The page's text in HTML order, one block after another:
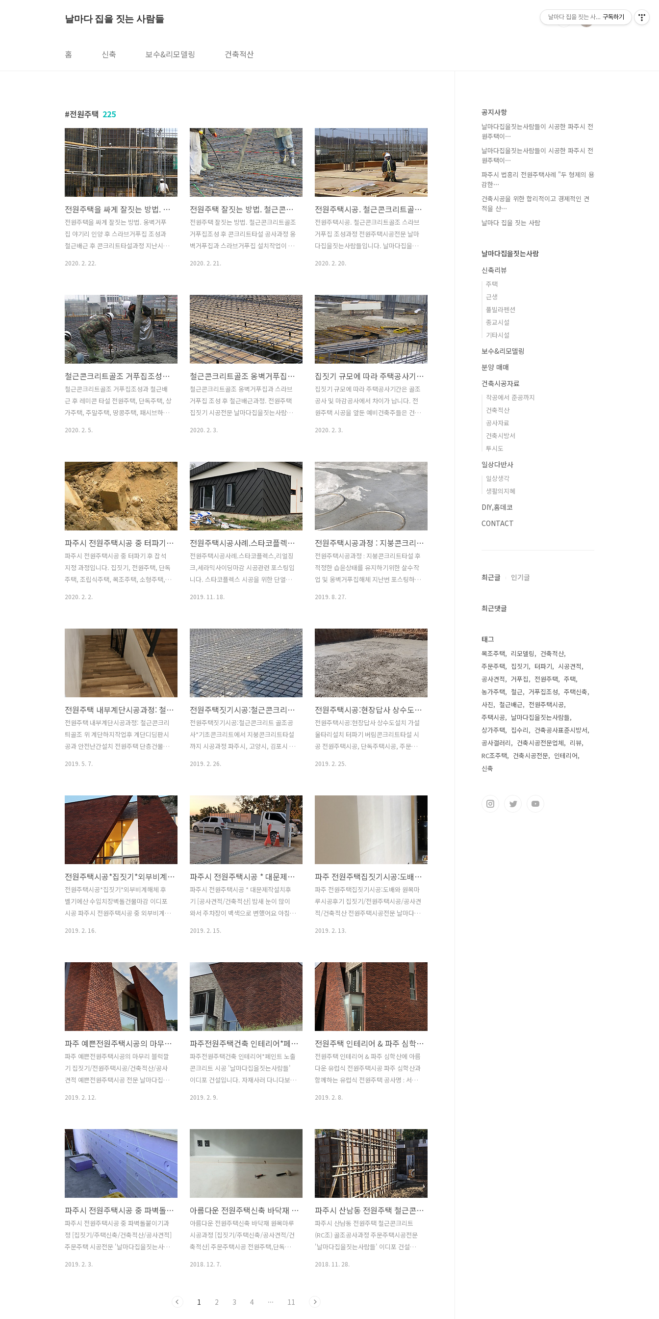
날마다 집을 짓는 사람들
홈 신축 보수&리모델링 건축적산
전원주택 225
전원주택을 싸게 잘짓는 방법. 옹벽거푸집 야기리 인양 후 스라브거푸집 조성과 철근배근 후 콘크리트타설과정
전원주택을 싸게 잘짓는 방법. 옹벽거푸
집 야기리 인양 후 스라브거푸집 조성과
철근배근 후 콘크리트타설과정 지난시간
트타설과정을 공사사진과 함께 먼저 살펴
보겠습니다. 전원주택, 단독주택, 상가주
택, 주말주택, 땅콩주택, 패시브하우스,
타운하우스, 철근콘크리트주택, 조립식주
택, 목조주택, 도시형생활주택, 농가주택
등 소형주택에서 중대형주택까지 모든 종
류와 규모의 주택 시공이 가능한 날마다
집을짓는사람들입니다. 지난 시간에 이어
서 철근콘크리트 골조공사 과정입니다.
단층 건물의 경우 옹벽과 지붕스라브 거
푸집 완성 후 한번 콘크리트 타설로 골조
경우 1층 옹벽과 ..
2020. 2. 22.
전원주택 잘짓는 방법. 철근콘크리트골조 거푸집조성 후 콘크리트타설 공사과정
전원주택 잘짓는 방법. 철근콘크리트골조
거푸집조성 후 콘크리트타설 공사과정 옹
벽거푸집과 스라브거푸집 설치작업이 마
트타설을 하여 작업을 마무리 하게 되지
요. 2층이상의 건물일 경우 이 과정을 반
복해서 작업하여 최종 지붕 콘크리트 타
설로 철근콘크리트 골조작업을 마무리 하
게 됩니다. 콘크리트 타설과정을 공사사
진과 함께 간단히 살펴 보겠습니다. 콘크
리트 타설은 건물의 중심 부분을 먼저 타
설을 시작하고 외부 옹벽과 보를 채우는
순으로 진행합니다. 콘크리트 타설시 압
력으로 인해 거푸집이 무리가 가지 않도
록 분산시켜주는것이 좋지요. 옹벽의 경
서 2~3회에 걸쳐 채워주..
2020. 2. 21.
전원주택시공. 철근콘크리트골조 스라브거푸집 조성과정
전원주택시공. 철근콘크리트골조 스라브
거푸집 조성과정 전원주택시공전문 날마
다집을짓는사람들입니다. 날마다집을짓
택, 목조주택, 도시형생활주택, 농가주택
등 소형주택에서 중대형주택까지 모든 종
류와 규모의 주택 시공이 가능한 회사입
니다. 이번 포스팅은 철근콘크리트 골조
공사 중 옹벽거푸집 작업 후 진행되는 스
라브거푸집 작업과정입니다. 스라브 거푸
집 작업순서는 옹벽 형틀거푸집 선단, 즉
상단에 각재를 설치하고 옹벽거푸집과 옹
벽거푸집 사이에 멍에를 걸친 후 걸친 멍
에에 동바리(서포트)를 받치고 멍에 위에
장선을 깔고 나서 그 위에 합판을 까는 순
는 90*90 사이즈를..
2020. 2. 20.
철근콘크리트골조 거푸집조성과 철근배근 후 레미콘 타설
철근콘크리트골조 거푸집조성과 철근배
근 후 레미콘 타설 전원주택, 단독주택, 상
가주택, 주말주택, 땅콩주택, 패시브하우
든 종류와 규모의 주택 시공이 가능한 날
마다집을짓는사람들입니다. 거푸집 조성
이 끝나고 철근배근작업이 끝나면 콘크리
트 타설작업을 진행합니다. 콘크리트 타
설시 시멘트와 자갈이 재료 분리되지 않
도록 바이브레터를 이용하여 꼼꼼히 섞어
주도록 합니다 콘크리트 타설은 처음부터
한쪽 부위에 집중적으로 타설하지 말고
중앙부에 타설을 시작으로 전체적으로 하
부에 조금씩 채워지는 형태로 타설을 하
여 2~3회 되돌려 타설을 마무리 하는것이
향에서 타설을 시작으로..
2020. 2. 5.
철근콘크리트골조 옹벽거푸집과 스라브거푸집 조성 후 철근배근과정.
철근콘크리트골조 옹벽거푸집과 스라브
거푸집 조성 후 철근배근과정. 전원주택
집짓기 시공전문 날마다집을짓는사람들
철근콘크리트주택, 조립식주택, 목조주택
등 소형주택에서 중대형주택까지 규모에
관계없이 모든 분야의 주택 시공이 가능
한 회사입니다. 집짓는 과정은 여러 공종
으로 나뉘고 모든 공종이 다 중요하지만
그 중에서도 가장 중요한것이 골조공사가
아닌가 싶네요.. 골조공사는 맨땅에 무
(無)에서 유(有)를 만들어 내는 과정이죠.
특히 철근콘크리트조의 골조는 사람의 뼈
와 같은 철근과 사람의 근육과 같은 콘크
리트가 합쳐져서 하나의 구조물이 완성됩
는 구조물을 만들기 ..
2020. 2. 3.
집짓기 규모에 따라 주택공사기간은 골조공사 및 마감공사에서 차이가 납니다.
집짓기 규모에 따라 주택공사기간은 골조
공사 및 마감공사에서 차이가 납니다. 전
원주택 시공을 앞둔 예비건축주들은 건축
확한 공사비가 산출되는데요. 대부분의
예비 건축주들은 평당 건축비용을 물어옵
니다. 항상 얘기하는거지만 건물마다 생
김새가 다르고 환경이 다르기때문에 대략
적인 예상가일뿐입니다. 설계도면 기준으
로 물량산출, 즉 적산과정을 거쳐 견적을
내보면 어느 경우에는 예상가보다 많이
나오기도 하고 어떤 경우에는 적게 나올
수도 있습니다. 그래서 평당 예상가격만
가지고 계약을 하게 되면 다툼의 소지가
있고 대부부는 건축주가 불리한 경우가
약 자체가 모순이 있지요..
2020. 2. 3.
파주시 전원주택시공 중 터파기 후 잡석지정 과정입니다.
파주시 전원주택시공 중 터파기 후 잡석
지정 과정입니다. 집짓기, 전원주택, 단독
주택, 조립식주택, 목조주택, 소형주택,
단계는 터파기와 잡석지정 과정입니다.
터파기를 하다보면 땅속에서 폐기물이 나
오는 경우가 간혹 있습니다. 예전에 건축
물이 있었던 곳이라 골재 폐기물이 나오
네요. 땅속은 파봐야 그 속을 알수 있으니
심할 경우 별도의 추가공사비가 발생할
수 있으니 예비 건축주들은 참고하셔야
합니다. 계약시 땅을 파보고 계약하는것
이 아니다 보니 별도 정산이 필요한 대목
이죠. 물론 소량의 폐기물일 경우야 크게
문제가 되지 않겠지만 심한경우 대량의
별도의 폐기물처..
2020. 2. 2.
전원주택시공사례.스타코플렉스,리얼징크,세라믹사이딩마감 시공관련 포스팅입니다.
전원주택시공사례.스타코플렉스,리얼징
크,세라믹사이딩마감 시공관련 포스팅입
니다. 스타코플렉스 시공을 위한 단열재
업이 마무리 되면 지붕면에 방수시트를
깔아주고 후레싱작업을 먼저 진행하도록
합니다. 지붕바닥에 방수시트를 깔아줄때
방수시트가 옆면까지 충분히 감아 내려오
도록 해주는것이 좋습니다. 지붕 우수거
터주변의 후레싱 작업 사진입니다. 지붕
천창 주변 물방지턱 후레싱 및 징크 작업
사진입니다. 지붕 바닥에 방수시트를 깔
고 후레싱작업을 마침 사진입니다. 이제
지붕바닥은 징크판을 깔아 마무리만 하면
되겠네요...^^ 벽면에 징크를 마무리 한
징크작업이 마무리 된 ..
2019. 11. 18.
전원주택시공과정 : 지붕콘크리트타설 후 적정한 습윤상태를 유지하기위한 살수작업 및 옹벽거푸집해체
전원주택시공과정 : 지붕콘크리트타설 후
적정한 습윤상태를 유지하기위한 살수작
업 및 옹벽거푸집해체 지난번 포스팅하고
않았네요..; 하절기에 콘크리트타설을 마
치고 나면 콘크리트가 양생되기도 전에
건조속도가 빨라 콘크리트에 습기가 부족
하게 됩니다. 서서히 양생이 되어야 하는
데 건조속도가 빨라 양생전에 콘크리트의
습기가 부족해지면 콘크리트에 균열이 생
기고 품질이 저하되는 요인이 됩니다. 이
를 방지하기위해 적정하게 살수를 하여
콘크리트의 습윤상태를 유지해주는것이
바람직합니다. 물이 콘크리트에 충분히
젖어 들어갈 수 있도록 뿌려주는것이 좋
히 흘려보내주면 좋겠지요...
2019. 8. 27.
전원주택 내부계단시공과정: 철근콘크리틔골조 위 계단하지작업후 계단디딤판시공과 안전난간설치
전원주택 내부계단시공과정: 철근콘크리
틔골조 위 계단하지작업후 계단디딤판시
공과 안전난간설치 전원주택 단층건물에
리트골조건물의 경우1. 철근콘크리트골
조 계단2. 목재골조 계단3. 철골골조 계단
등 3가지 형태의 계단이 주를 이루고 골조
형태에 따라 장단점은 있습니다.개인적으
로는 단일구조의 골조를 선호하는 편이라
철근콘크리트 구조의 경우 1번 계단을 권
장하지요.디자인적인 요소를 감안해서 설
계사와 협의하에 방향을 잡으면 크게 무
리가 없을듯 합니다. 이번 현장의 경우 1
번 형태의 철근콘크리트 골조에 목재 디
딤판으로 마감한 계단입니다.심플한 디자
딤판만 목재마감하였으며안..
2019. 5. 7.
전원주택짓기시공:철근콘크리트 골조공사*기초콘크리트에서 지붕콘크리트타설까지 시공과정
전원주택짓기시공:철근콘크리트 골조공
사*기초콘크리트에서 지붕콘크리트타설
까지 시공과정 파주시, 고양시, 김포시 전
큰콘크리트 골조공사 과정입니다.철근콘
크리트 골조공사중에는 설비 슬리브매립
과 전기배관 매립작업이 병행됩니다.공사
사진과 함께 철근콘크리트 작업과정을 살
펴보겠습니다. 철근콘크리트 골조공사 순
서는 대략 아래와 같습니다. 거푸집조성
> 철근배근 > 설비배관, 전기배관 > 콘크
리트타설 > 거푸집해체 기초 하부 철근 배
근 사진 기초 설비배관, 전기배관, 상부 철
근 배근 사진 외부 거푸집 조성 사진 기초
외부 거푸집의 경우 한쪽면만 유로폼을
타설압으로 인해 거..
2019. 2. 26.
전원주택시공:현장답사 상수도설치 가설울타리설치 터파기 버림콘크리트타설 시공
전원주택시공:현장답사 상수도설치 가설
울타리설치 터파기 버림콘크리트타설 시
공 전원주택시공, 단독주택시공, 주문주
하시고 힘차게 한주를 시작합시다~~^^
파주시 주택시공과정입니다.파주시는 다
설치해야 착공신고가 완료됩니다.현장 답
후 버림콘크리트 타설까지의 과정을공사
사진과 함께 살펴보겠습니다. 좌측에서
바라본 현장 부지 전경 좌측에서 바라본
현장 부지 전경주변에 공사장 폐기물이
여기저기 난립해 있네요..;;공사전에 주변
정리부터 해야 할듯...ㅎ 8M 도로에 접해
듯 합니다..^^ 가설울타리..
2019. 2. 25.
전원주택시공*집짓기*외부비계해체 후 벨기에산 수입치장벽돌건물마감 이디포 시공
전원주택시공*집짓기*외부비계해체 후
벨기에산 수입치장벽돌건물마감 이디포
시공 파주시 전원주택시공 중 외부비계해
공자에게 맡겨서 시공하도록 하구요 비계
는 설치할때보다 해체할때가 위험도가 크
므로 더욱 주의를 요망합니다. 안전사고
는 순간에 발생하는것이므로 현장책임자
관리감독하에 진행하도록 합니다. 비계가
어느정도 해체되니 위풍당당한 건물 모습
이 서서히 윤곽을 나타내네요...^^ 날씨가
맑은 날 외부비계해체를 하고 나서 사진
을 찍으니 그림같은 건물이 눈앞에~~짠
~~!! 그 동안 공들인 보람을 느끼는 순간입
니다...^^ 대지 옆 소나무뒤에서 한컷~!!
ㅎ 여러각도에 ..
2019. 2. 16.
파주시 전원주택시공 * 대문제작설치후기 [공사견적/건축적산]
파주시 전원주택시공 * 대문제작설치후
기 [공사견적/건축적산] 밤새 눈이 많이
와서 주차장이 백색으로 변했어요 아침
겨울은 예상보다 눈이 가뭄인것 같아요..
그동안 눈이 오지 않아 현장에서 눈치우
느라 고생은 안했는데. 아직 봄이 오긴 성
급하니 긴장을 늦추지 말아야 겠습니다.
이번엔 전원주택시공 중 대문제작관련 포
스팅입니다. 전원주택시공을 하다보면 대
문을 설치하는 경우도 있고 대문뿐만 아
니라 울타리 설치도 안하는 경우가 있죠.
하지만 대지 간 경계표시정도는 해주는게
좋겠지요. 대문이나 울타리를 설치하므로
해서 외부인들의 접근을 제어할 수 있습
통로와..
2019. 2. 15.
파주 전원주택집짓기시공:도배와 원목마루시공후기
파주 전원주택집짓기시공:도배와 원목마
루시공후기 집짓기/전원주택시공/공사견
적/건축적산 전원주택시공전문 날마다집
사용하였으며 석고면이드 미장면이든 모
두 초벌로 부직포를 사용하였습니다. 석
고면의 경우 부직포를 생략하기도 하는
시공자가 있는데 가능한 전체적으로 부직
포를 사용하기를 권장합니다. 부직포를
사용한곳과 안한곳의 차이는 결과에서 확
연히 차이가 납니다. 그리고 미장면이나
석고면이나 벽체에 작은 잔재물이 남아
있지 않도록 손질하고 도배를 해야 마감
이 깨끗합니다. 석고면의 타카핀이 덜 박
힌경우나 미장면의 미세한 시멘트 잔재물
도배면이 잔재물로 인해 울퉁불퉁하..
2019. 2. 13.
파주 예쁜전원주택시공의 마무리 블럭깔기
파주 예쁜전원주택시공의 마무리 블럭깔
기 집짓기/전원주택시공/건축적산/공사
견적 예쁜전원주택시공 전문 날마다집을
경우가 다반사입니다. 전원주택건축비용
을 절감하면서도 건물과 잘 어울리게 마
무리 하는 경우와 전원주택건축비용을 필
요이상으로 지출하면서도 뭔가 어색한 마
감을 하기도 하지요 이번에 소개할것은
예쁜전원주택시공의 마무리 단계인 블럭
깔기작업인데요 치장벽돌 판매회사에서
남아있는 벽돌을 아주 저렴하게(?) 제공해
주어 최소한의 인건비만으로 시공한 예입
니다. 블럭깔기 순서는 흙고르기 -> 왕사
또는 중사 포설 -> 바닥다지기 -> 블럭깔
깔 자리에 모래를 포설합니..
2019. 2. 12.
파주전원주택건축 인테리어*페인트 노출콘크리트 시공
파주전원주택건축 인테리어*페인트 노출
콘크리트 시공 '날마다집을짓는사람들'
이디포 건설입니다. 자재사러 다니다보면
물에 비해서 상대적으로 공사기간은 짧지
만 모든 공정을 거쳐야 하는 복잡한 작업
이죠 착공부터 준공까지 바쁘게 진행되는
고난도 작업이죠 작다고 우습게 보면 안
되고 날마다 세심한 베려가 필요한 건축
작업과 노출콘크리트 작업입니다. 페인트
작업과 노출콘크리트작업이 마감이다 보
니 손이 많이 가는 작업이죠 요즘 미세먼
지때문에 말들이 많은데 페인트작업과 노
출콘크리트 마감시 분진이 많이 발생하여
작업자의 건강과 민원에 ..
2019. 2. 9.
전원주택 인테리어 & 파주 심학산에 아름다운 유럽식 전원주택시공
전원주택 인테리어 & 파주 심학산에 아름
다운 유럽식 전원주택시공 파주 심학산과
함께하는 유럽식 전원주택 공사명 : 서패
구 : 계획관리지역 구조 : 철근콘크리트조
(RC조) 건폐율 : 24.39% 용적률 :
34.13% 건축규모 : 지상2층, 주차1대 하
루사이에 기온이 뚝~ 떨어졌어요.. 아직
겨울이 맞긴 맞네요...;; 날씨 우습게 봤다
가 큰코 닥치겠어요... 에취~~ 요즘 미세
먼지 때문인지 재채기가 멈추질 않아
요...; 코털을 너무 뽑아서 코속으로 유입
되는 공기정화를 제대로 못해서 그러나...
ㅎ 건강은 건강할때 지키라는데.. 요즘은
오염된 환경탓에 건강지키..
2019. 2. 8.
파주시 전원주택시공 중 파벽돌붙이기과정[집짓기/주택신축/건축적산/공사견적]
파주시 전원주택시공 중 파벽돌붙이기과
정 [집짓기/주택신축/건축적산/공사견적]
주문주택 시공전문 '날마다집을짓는사람
2019. 2. 3.
아름다운 전원주택신축 바닥재 원목마루시공과정 [집짓기/주택신축/공사견적/건축적산]
아름다운 전원주택신축 바닥재 원목마루
시공과정 [집짓기/주택신축/공사견적/건
축적산] 주문주택시공 전원주택,단독주
에 꽃단장하듯이 칙칙한 골조위에 아름답
2018. 12. 7.
파주시 산남동 전원주택 철근콘크리트(RC조) 골조공사과정
파주시 산남동 전원주택 철근콘크리트
(RC조) 골조공사과정 주문주택시공전문
'날마다집을짓는사람들' 이디포 건설입니
입니다. 무(無)에서 유(有)를 창조하는 골
2018. 11. 28.
1 2 3 4 ··· 11
공지사항
날마다집을짓는사람들이 시공한 파주시 전
원주택이⋯
날마다집을짓는사람들이 시공한 파주시 전
원주택이⋯
파주시 법흥리 전원주택사례 "두 형제의 용
감한⋯
건축시공을 위한 합리적이고 경제적인 견
적을 산⋯
날마다 집을 짓는 사람
날마다집을짓는사람
신축리뷰
주택
근생
풀빌라펜션
종교시설
기타시설
보수&리모델링
분양 매매
건축시공자료
착공에서 준공까지
건축적산
공사자료
건축시방서
투시도
일상다반사
일상생각
생활의지혜
DIY,홈데코
CONTACT
최근글 인기글
최근댓글
태그
목조주택 리모델링
건축적산
주문주택
집짓기 터파기
시공견적
공사견적
거푸집 전원주택
주택
농가주택
철근 거푸집조성
주택신축
사진
철근배근
전원주택시공
주택시공
날마다집을짓는사람들
상가주택
집수리
건축공사표준시방서
공사갤러리
건축시공전문업체
리뷰
RC조주택
건축시공전문
인테리어
신축
날마다 집을 짓는 사람들구독하기